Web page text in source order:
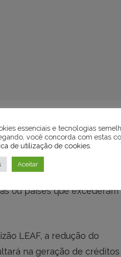
tem uma cota máxima
um deles conseguir reduzir
desmatamento, por
de carbono. Esses
ou países que excederam
LEAF, a redução do
na geração de
essenciais e tecnologias
você concorda com estas
de utilização de cookies
Aceitar